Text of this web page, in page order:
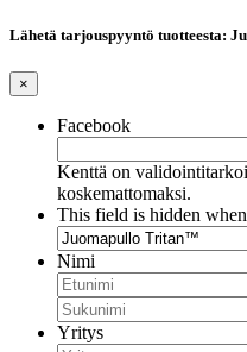
Lähetä tarjouspyyntö tuotteesta:
×
Facebook
Kenttä on
koskemattomaksi.
This field is hidden
Nimi
Yritys